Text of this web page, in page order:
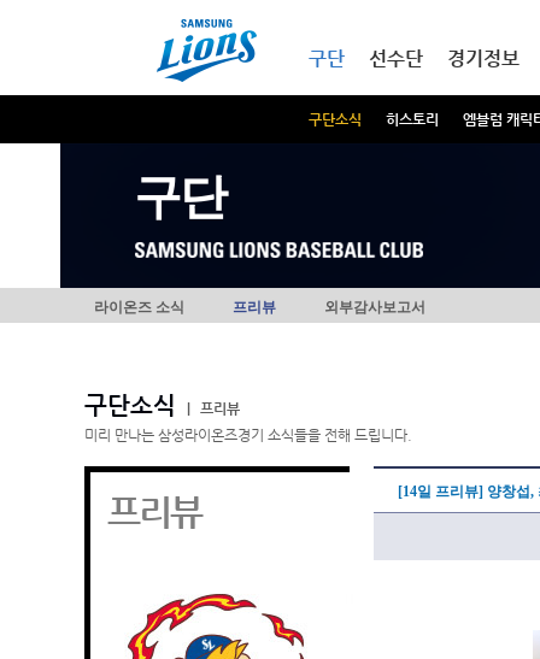
구단
구단소식 히스토리 엠블럼 캐릭
선수단 경기정보
구단
라이온즈 소식 프리뷰 외부감사보고서
구단소식
프리뷰
미리 만나는 삼성라이온즈경기 소식들을 전해 드립니다.
프리뷰 [14일 프리뷰] 양창섭